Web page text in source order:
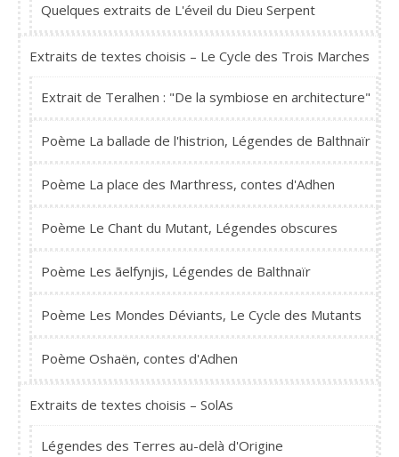
Quelques extraits de L'éveil du Dieu Serpent
Extraits de textes choisis – Le Cycle des Trois Marches
Extrait de Teralhen : "De la symbiose en architecture"
Poème La ballade de l'histrion, Légendes de Balthnaïr
Poème La place des Marthress, contes d'Adhen
Poème Le Chant du Mutant, Légendes obscures
Poème Les ãelfynjis, Légendes de Balthnaïr
Poème Les Mondes Déviants, Le Cycle des Mutants
Poème Oshaën, contes d'Adhen
Extraits de textes choisis – SolAs
Légendes des Terres au-delà d'Origine